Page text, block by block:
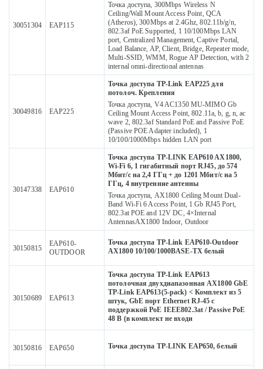
30051304 EAP115
Точка доступа, 300Mbps Wireless N
Ceiling/Wall Mount Access Point, QCA
(Atheros), 300Mbps at 2.4Ghz, 802.11b/g/n,
802.3af PoE Supported, 1 10/100Mbps LAN
port, Centralized Management, Captive Portal,
Load Balance, AP, Client, Bridge, Repeater mode,
Multi-SSID, WMM, Rogue AP Detection, with 2
internal omni-directional antennas
30049816 EAP225
Точка доступа TP-Link EAP225 для
потолоч. Крепления
Точка доступа, V4 AC1350 MU-MIMO Gb
Ceiling Mount Access Point, 802.11a, b, g, n, ac
wave 2, 802.3af Standard PoE and Passive PoE
(Passive POE Adapter included), 1
10/100/1000Mbps hidden LAN port
30147338 EAP610
Точка доступа TP-LINK EAP610 AX1800,
Wi-Fi 6, 1 гигабитный порт RJ45, до 574
Мбит/с на 2,4 ГГц + до 1201 Мбит/с на 5
ГГц, 4 внутренние антенны
Точка доступа, AX1800 Ceiling Mount Dual-
Band Wi-Fi 6 Access Point, 1 Gb RJ45 Port,
802.3at POE and 12V DC, 4×Internal
AntennasAX1800 Indoor, Outdoor
30150815
EAP610-
OUTDOOR
Точка доступа TP-Link EAP610-Outdoor
AX1800 10/100/1000BASE-TX белый
30150689 EAP613
Точка доступа TP-Link EAP613
потолочная двухдиапазонная AX1800 GbE
TP-Link EAP613(5-pack) < Комплект из 5
штук, GbE порт Ethernet RJ-45 с
поддержкой PoE IEEE802.3at / Passive PoE
48 В (в комплект не входи
30150816 EAP650 Точка доступа TP-LINK EAP650, белый